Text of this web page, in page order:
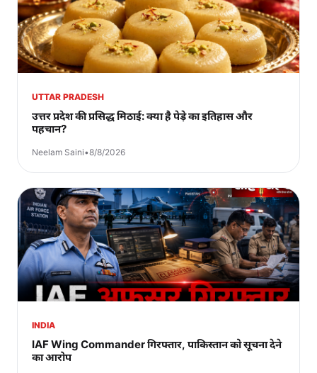
UTTAR PRADESH
उत्तर प्रदेश की प्रसिद्ध मिठाई: क्या है पेड़े का इतिहास और
पहचान?
Neelam Saini•8/8/2026
INDIA
IAF Wing Commander गिरफ्तार, पाकिस्तान को सूचना देने
का आरोप